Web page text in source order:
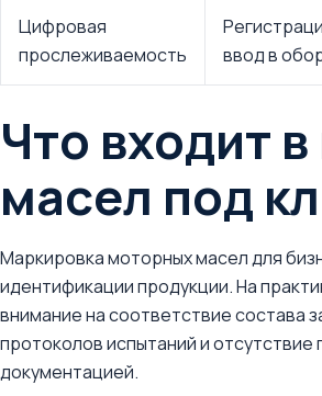
Цифровая
прослеживаемость
ввод в
Что входит
масел под
Маркировка моторных масел для
идентификации продукции. На
внимание на соответствие состава
протоколов испытаний и
документацией.